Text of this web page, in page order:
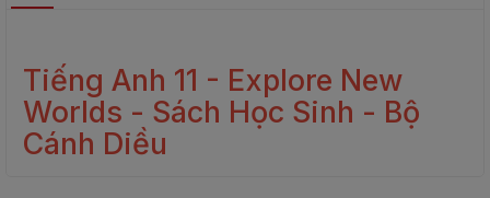
Tiếng Anh 11 - Explore New
Worlds - Sách Học Sinh - Bộ
Cánh Diều